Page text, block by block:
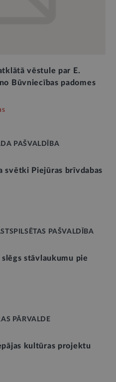
vēstule par E.
Būvniecības padomes
PAŠVALDĪBA
svētki Piejūras brīvdabas
PAŠVALDĪBA
slēgs stāvlaukumu pie
PĀRVALDE
kultūras projektu